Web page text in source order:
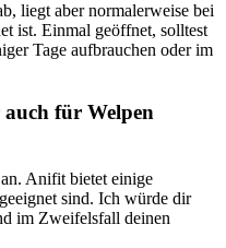
liegt​ aber‌ normalerweise bei
ist.‌ Einmal geöffnet,⁢ solltest
Tage‍ aufbrauchen oder im
für Welpen
Anifit bietet einige
sind.⁤ Ich würde dir
im Zweifelsfall deinen